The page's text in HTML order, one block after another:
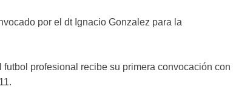
por el dt Ignacio Gonzalez para la
profesional recibe su primera convocación con